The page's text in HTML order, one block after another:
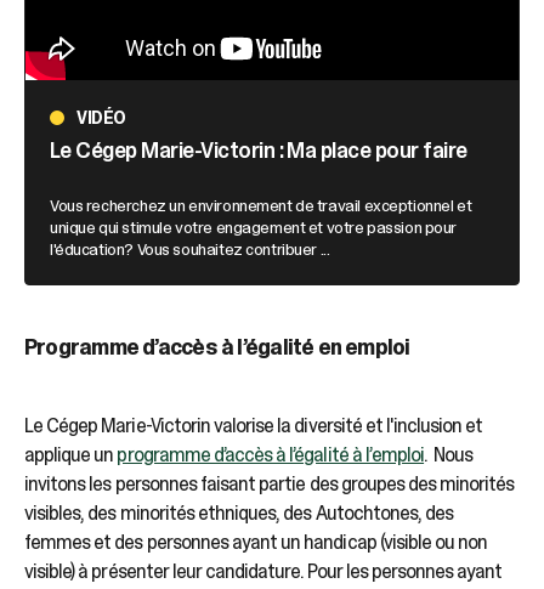
VIDÉO
Le Cégep Marie-Victorin : Ma place pour faire
Vous recherchez un environnement de travail exceptionnel et
unique qui stimule votre engagement et votre passion pour
l'éducation? Vous souhaitez contribuer ...
Programme d’accès à l’égalité en emploi
Le Cégep Marie-Victorin valorise la diversité et l'inclusion et
applique unprogramme d’accès à l’égalité à l’emploi. Nous
invitons les personnes faisant partie des groupes des minorités
visibles, des minorités ethniques, des Autochtones, des
femmes et des personnes ayant un handicap (visible ou non
visible) à présenter leur candidature. Pour les personnes ayant